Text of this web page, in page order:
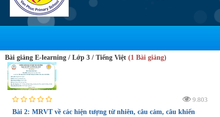
Bài giảng E-learning / Lớp 3 / Tiếng Việt (1 Bài giảng)
9.803
Bài 2: MRVT về các hiện tượng từ nhiên, câu cảm, câu khiến